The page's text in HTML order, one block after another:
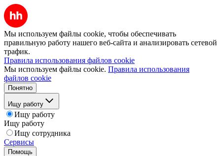
Мы используем файлы cookie, чтобы обеспечивать
правильную работу нашего веб-сайта и анализировать сетевой
трафик.
Правила использования файлов cookie
Мы используем файлы cookie. Правила использования
файлов cookie
Понятно
Ищу работу
Ищу работу
Ищу работу
Ищу сотрудника
Сервисы
Помощь